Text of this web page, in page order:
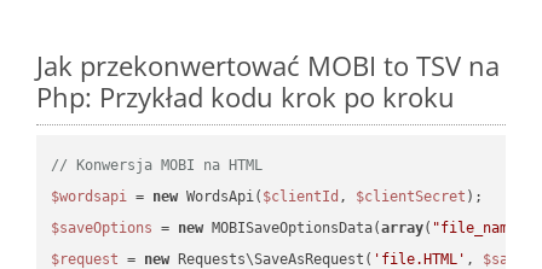
Jak przekonwertować MOBI to TSV na
Php: Przykład kodu krok po kroku
// Konwersja MOBI na HTML
$wordsapi = new WordsApi( $clientId , $clientSecret
$saveOptions = new MOBISaveOptionsData(array( "file_name"
$request = new Requests\SaveAsRequest( 'file.HTML' ,